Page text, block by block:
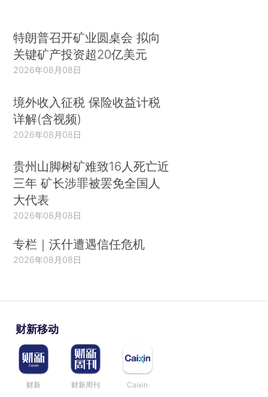
特朗普召开矿业圆桌会 拟向
关键矿产投资超20亿美元
2026年08月08日
境外收入征税 保险收益计税
详解(含视频)
2026年08月08日
贵州山脚树矿难致16人死亡近
三年 矿长涉罪被罢免全国人
大代表
2026年08月08日
专栏｜沃什遭遇信任危机
2026年08月08日
财新移动
财新 财新周刊 Caixin